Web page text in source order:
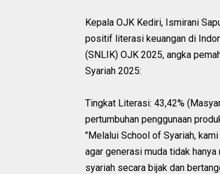
Kepala OJK Kediri, Ismirani
positif literasi keuangan di
(SNLIK) OJK 2025, angka
Syariah 2025:
Tingkat Literasi: 43,42%
pertumbuhan penggunaan
"Melalui School of Syariah,
agar generasi muda tidak
syariah secara bijak dan